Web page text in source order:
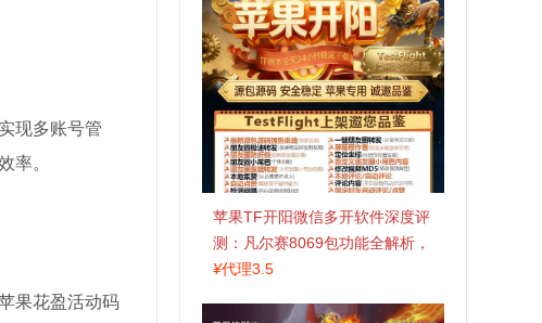
现多账号管
率。
果花盈活动码
苹果TF开阳微信多开软件深度评
测：凡尔赛8069包功能全解析，
TestFlight稳定版上架，激活认准
¥代理3.5